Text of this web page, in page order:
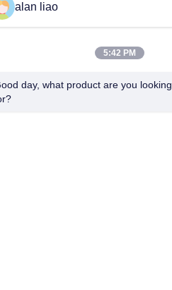
alan liao
5:42 PM
day, what product are you looking